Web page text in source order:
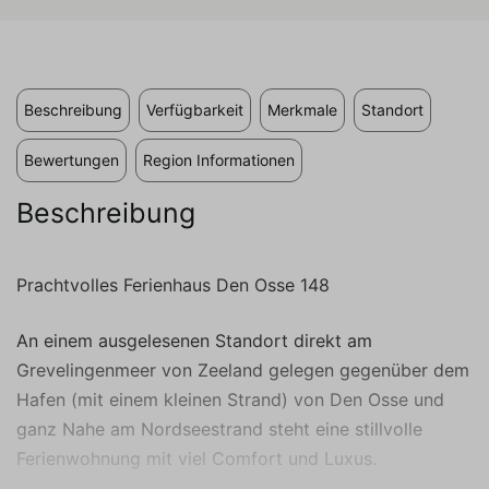
wertvoller.
Beschreibung Verfügbarkeit Merkmale Standort
Bewertungen Region Informationen
Beschreibung
Prachtvolles Ferienhaus Den Osse 148
An einem ausgelesenen Standort direkt am
Grevelingenmeer von Zeeland gelegen gegenüber dem
Hafen (mit einem kleinen Strand) von Den Osse und
ganz Nahe am Nordseestrand steht eine stillvolle
Ferienwohnung mit viel Comfort und Luxus.